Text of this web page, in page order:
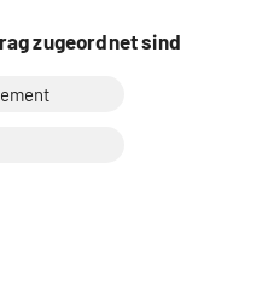
zugeordnet sind